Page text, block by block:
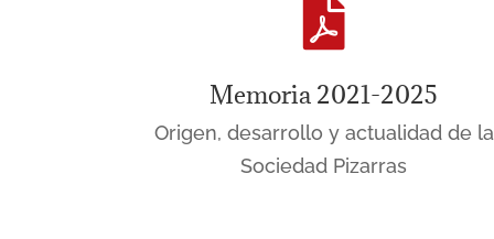

Memoria 2021-2025
Origen, desarrollo y actualidad de la
Sociedad Pizarras